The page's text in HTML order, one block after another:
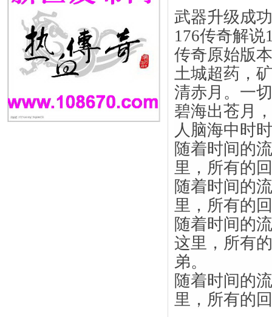
武器升级成
176传奇解说
传奇原始版
土城超药，
清赤月。一
碧海出苍月
人脑海中时
随着时间的
里，所有的
随着时间的
里，所有的
随着时间的
这里，所有
弟。
随着时间的
里，所有的